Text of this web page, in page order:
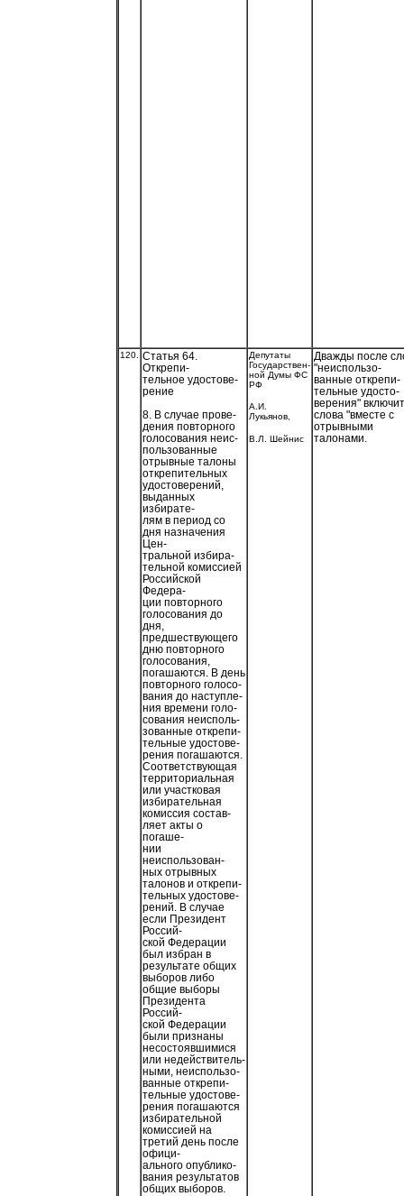
120.
Статья 64.
Открепи-
тельное удостове-
рение
8. В случае прове-
дения повторного
голосования неис-
пользованные
отрывные талоны
открепительных
удостоверений,
выданных
избирате-
лям в период со
дня назначения
Цен-
тральной избира-
тельной комиссией
Российской
Федера-
ции повторного
голосования до
дня,
предшествующего
дню повторного
голосования,
погашаются. В день
повторного голосо-
вания до наступле-
ния времени голо-
сования неисполь-
зованные открепи-
тельные удостове-
рения погашаются.
Соответствующая
территориальная
или участковая
избирательная
комиссия состав-
ляет акты о
погаше-
нии
неиспользован-
ных отрывных
талонов и открепи-
тельных удостове-
рений. В случае
если Президент
Россий-
ской Федерации
был избран в
результате общих
выборов либо
общие выборы
Президента
Россий-
ской Федерации
были признаны
несостоявшимися
или недействитель-
ными, неиспользо-
ванные открепи-
тельные удостове-
рения погашаются
избирательной
комиссией на
третий день после
офици-
ального опублико-
вания результатов
общих выборов.
Депутаты
Государствен-
ной Думы ФС
РФ
А.И.
Лукьянов,
В.Л. Шейнис
Дважды после
"неиспользо-
ванные открепи-
тельные удосто-
верения"
слова "вместе с
отрывными
талонами.